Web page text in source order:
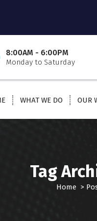
8:00AM - 6:00PM
Monday to Saturday
WHAT WE DO OUR
Tag
Home>